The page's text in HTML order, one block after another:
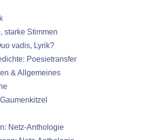
starke Stimmen
vadis, Lyrik?
Poesietransfer
& Allgemeines
Netz-Anthologie